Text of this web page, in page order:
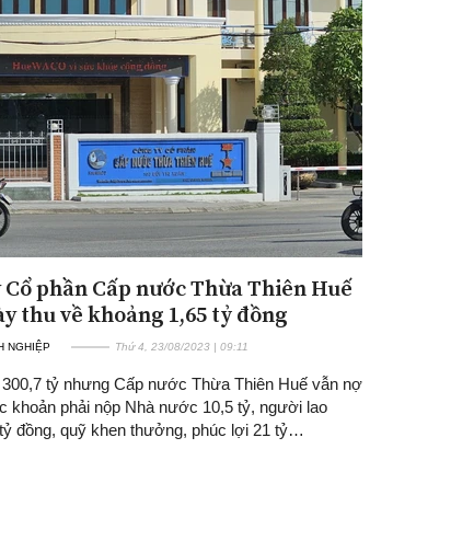
Đăng ký tin tức mới
phần Cấp nước Thừa Thiên Huế
thu về khoảng 1,65 tỷ đồng
NGHIỆP Thứ 4, 23/08/2023 | 09:11
300,7 tỷ nhưng Cấp nước Thừa Thiên Huế vẫn nợ
khoản phải nộp Nhà nước 10,5 tỷ, người lao
đồng, quỹ khen thưởng, phúc lợi 21 tỷ…